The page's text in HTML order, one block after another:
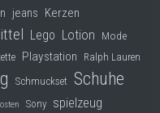
jeans Kerzen
Lego Lotion Mode
Playstation Ralph Lauren
Schmuckset Schuhe
Sony spielzeug